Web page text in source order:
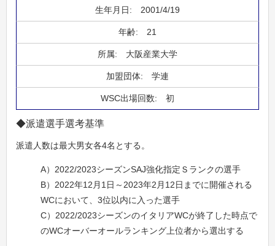
2001/4/19
21
大阪産業大学
学連
初
◆派遣選手選考基準
派遣人数は最大男女各4名とする。
A）2022/2023シーズンSAJ強化指定Ｓランクの選手
B）2022年12月1日～2023年2月12日までに開催される
WCにおいて、3位以内に入った選手
C）2022/2023シーズンのイタリアWCが終了した時点で
のWCオーバーオールランキング上位者から選出する